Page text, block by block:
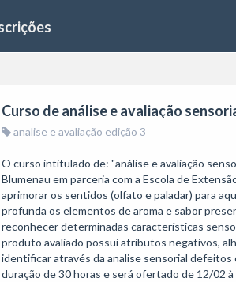
Curso de análise e avaliação
analise e avaliação edição 3
O curso intitulado de: "análise e avaliação
Blumenau em parceria com a Escola de
aprimorar os sentidos (olfato e paladar) para
profunda os elementos de aroma e sabor
reconhecer determinadas características
produto avaliado possui atributos negativos,
identificar através da analise sensorial
duração de 30 horas e será ofertado de 12/02